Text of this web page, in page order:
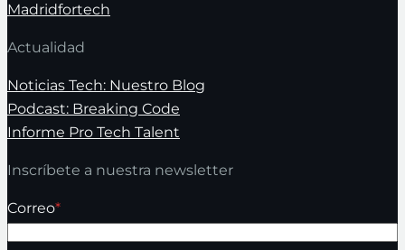
Madridfortech
Actualidad
Noticias Tech: Nuestro Blog
Podcast: Breaking Code
Informe Pro Tech Talent
Inscríbete a nuestra newsletter
Correo*